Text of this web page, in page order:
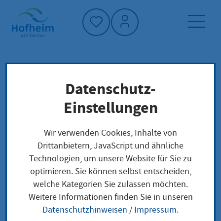
Startseite"
Neuigkeiten und Ausschreibungen
Kita Lorsbach: Arbeiten am zweiten
Bauabschnitt laufen
Kita Lorsbach:
Datenschutz-
Einstellungen
Wir verwenden Cookies, Inhalte von
Drittanbietern, JavaScript und ähnliche
Technologien, um unsere Website für Sie zu
optimieren. Sie können selbst entscheiden,
welche Kategorien Sie zulassen möchten.
Weitere Informationen finden Sie in unseren
Datenschutzhinweisen / Impressum.